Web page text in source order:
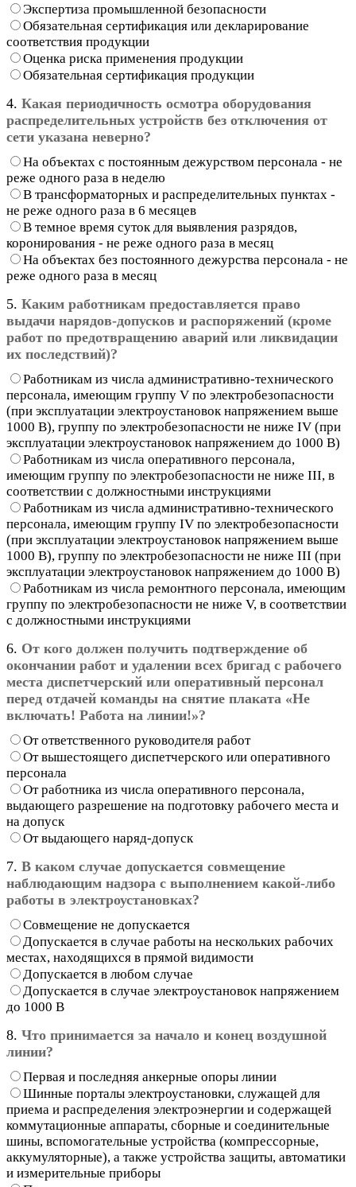
Экспертиза промышленной безопасности
Обязательная сертификация или декларирование
соответствия продукции
Оценка риска применения продукции
Обязательная сертификация продукции
4. Какая периодичность осмотра оборудования
распределительных устройств без отключения от
сети указана неверно?
На объектах с постоянным дежурством персонала - не
реже одного раза в неделю
В трансформаторных и распределительных пунктах -
не реже одного раза в 6 месяцев
В темное время суток для выявления разрядов,
коронирования - не реже одного раза в месяц
На объектах без постоянного дежурства персонала - не
реже одного раза в месяц
5. Каким работникам предоставляется право
выдачи нарядов-допусков и распоряжений (кроме
работ по предотвращению аварий или ликвидации
их последствий)?
Работникам из числа административно-технического
персонала, имеющим группу V по электробезопасности
(при эксплуатации электроустановок напряжением выше
1000 В), группу по электробезопасности не ниже IV (при
эксплуатации электроустановок напряжением до 1000 В)
Работникам из числа оперативного персонала,
имеющим группу по электробезопасности не ниже III, в
соответствии с должностными инструкциями
Работникам из числа административно-технического
персонала, имеющим группу IV по электробезопасности
(при эксплуатации электроустановок напряжением выше
1000 В), группу по электробезопасности не ниже III (при
эксплуатации электроустановок напряжением до 1000 В)
Работникам из числа ремонтного персонала, имеющим
группу по электробезопасности не ниже V, в соответствии
с должностными инструкциями
6. От кого должен получить подтверждение об
окончании работ и удалении всех бригад с рабочего
места диспетчерский или оперативный персонал
перед отдачей команды на снятие плаката «Не
включать! Работа на линии!»?
От ответственного руководителя работ
От вышестоящего диспетчерского или оперативного
персонала
От работника из числа оперативного персонала,
выдающего разрешение на подготовку рабочего места и
на допуск
От выдающего наряд-допуск
7. В каком случае допускается совмещение
наблюдающим надзора с выполнением какой-либо
работы в электроустановках?
Совмещение не допускается
Допускается в случае работы на нескольких рабочих
местах, находящихся в прямой видимости
Допускается в любом случае
Допускается в случае электроустановок напряжением
до 1000 В
8. Что принимается за начало и конец воздушной
линии?
Первая и последняя анкерные опоры линии
Шинные порталы электроустановки, служащей для
приема и распределения электроэнергии и содержащей
коммутационные аппараты, сборные и соединительные
шины, вспомогательные устройства (компрессорные,
аккумуляторные), а также устройства защиты, автоматики
и измерительные приборы